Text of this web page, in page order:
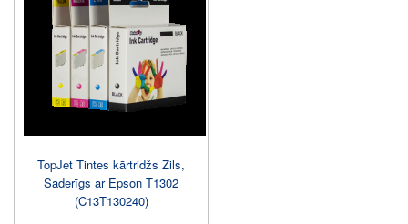
TopJet Tintes kārtridžs Zils,
Saderīgs ar Epson T1302
(C13T130240)